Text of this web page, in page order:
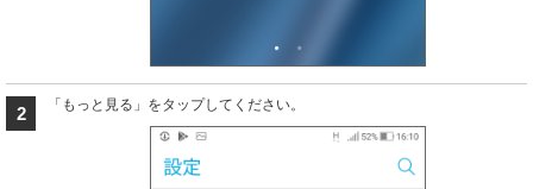
2 「もっと見る」をタップしてください。